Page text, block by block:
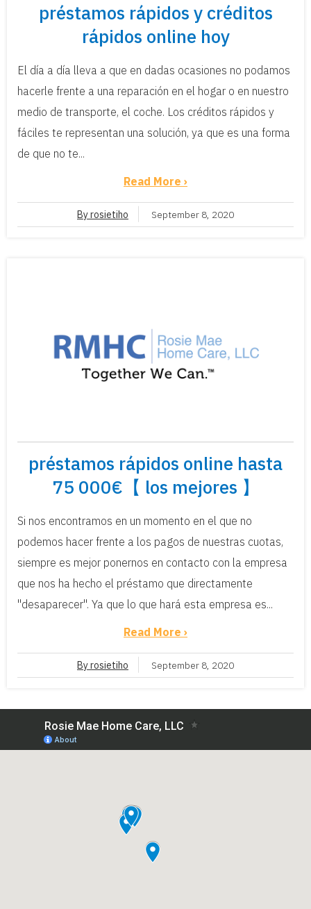
préstamos rápidos y créditos
rápidos online hoy
El día a día lleva a que en dadas ocasiones no podamos
hacerle frente a una reparación en el hogar o en nuestro
medio de transporte, el coche. Los créditos rápidos y
fáciles te representan una solución, ya que es una forma
de que no te...
Read More ›
By rosietiho September 8, 2020
préstamos rápidos online hasta
75 000€【 los mejores 】
Si nos encontramos en un momento en el que no
podemos hacer frente a los pagos de nuestras cuotas,
siempre es mejor ponernos en contacto con la empresa
que nos ha hecho el préstamo que directamente
"desaparecer". Ya que lo que hará esta empresa es...
Read More ›
By rosietiho September 8, 2020